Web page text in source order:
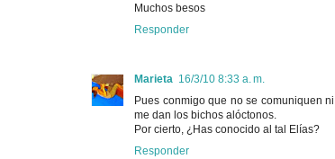
Muchos besos
Responder
Marieta 16/3/10 8:33 a. m.
Pues conmigo que no se comuniquen
me dan los bichos alóctonos.
Por cierto, ¿Has conocido al tal Elías?
Responder